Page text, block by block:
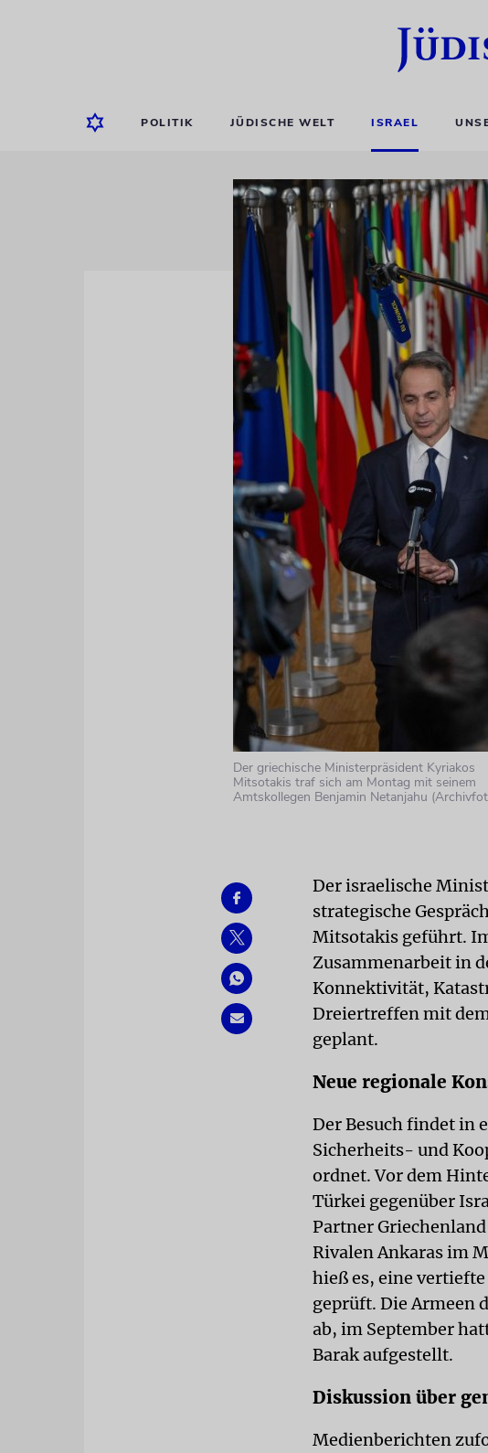
POLITIK JÜDISCHE WELT ISRAEL
Der griechische Ministerpräsident Kyriakos
Mitsotakis traf sich am Montag mit seinem
Amtskollegen Benjamin Netanjahu
Der israelische
strategische
Mitsotakis geführt.
Zusammenarbeit in
Konnektivität,
Dreiertreffen mit
geplant.
Neue regionale
Der Besuch findet in
Sicherheits- und
ordnet. Vor dem
Türkei gegenüber
Partner
Rivalen Ankaras im
hieß es, eine
geprüft. Die Armeen
ab, im September
Barak aufgestellt.
Diskussion über
Medienberichten